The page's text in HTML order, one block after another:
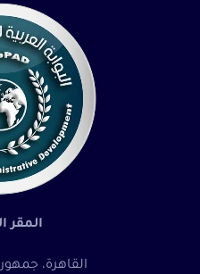
المقر
القاهرة،